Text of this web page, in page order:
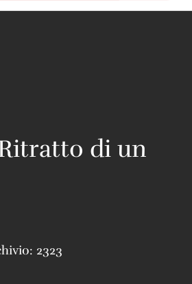
di un
2323